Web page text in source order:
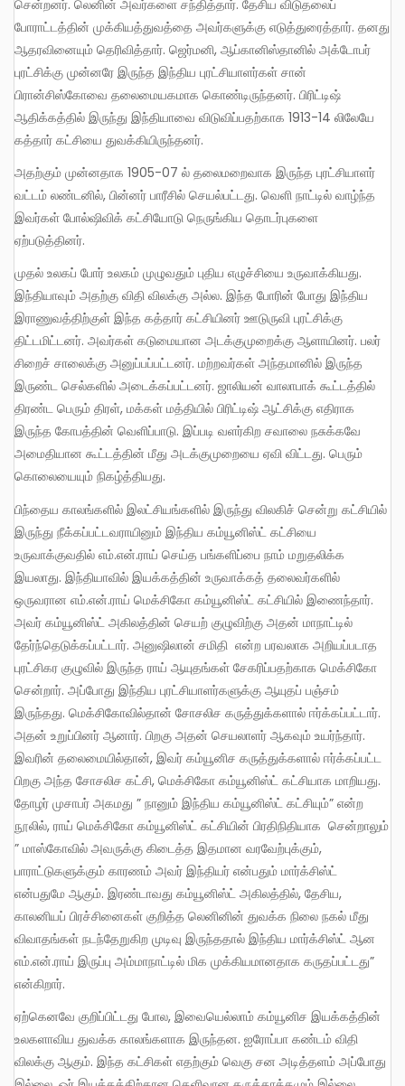
சென்றனர். லெனின் அவர்களை சந்தித்தார். தேசிய விடுதலைப்
போராட்டத்தின் முக்கியத்துவத்தை அவர்களுக்கு எடுத்துரைத்தார். தனது
ஆதரவினையும் தெரிவித்தார். ஜெர்மனி, ஆப்கானிஸ்தானில் அக்டோபர்
புரட்சிக்கு முன்னரே இருந்த இந்திய புரட்சியாளர்கள் சான்
பிரான்சிஸ்கோவை தலைமையகமாக கொண்டிருந்தனர். பிரிட்டிஷ்
ஆதிக்கத்தில் இருந்து இந்தியாவை விடுவிப்பதற்காக 1913-14 லிலேயே
கத்தார் கட்சியை துவக்கியிருந்தனர்.
அதற்கும் முன்னதாக 1905-07 ல் தலைமறைவாக இருந்த புரட்சியாளர்
வட்டம் லண்டனில், பின்னர் பாரீசில் செயல்பட்டது. வெளி நாட்டில் வாழ்ந்த
இவர்கள் போல்ஷிவிக் கட்சியோடு நெருங்கிய தொடர்புகளை
ஏற்படுத்தினர்.
முதல் உலகப் போர் உலகம் முழுவதும் புதிய எழுச்சியை உருவாக்கியது.
இந்தியாவும் அதற்கு விதி விலக்கு அல்ல. இந்த போரின் போது இந்திய
இராணுவத்திற்குள் இந்த கத்தார் கட்சியினர் ஊடுருவி புரட்சிக்கு
திட்டமிட்டனர். அவர்கள் கடுமையான அடக்குமுறைக்கு ஆளாயினர். பலர்
சிறைச் சாலைக்கு அனுப்பப்பட்டனர். மற்றவர்கள் அந்தமானில் இருந்த
இருண்ட செல்களில் அடைக்கப்பட்டனர். ஜாலியன் வாலாபாக் கூட்டத்தில்
திரண்ட பெரும் திரள், மக்கள் மத்தியில் பிரிட்டிஷ் ஆட்சிக்கு எதிராக
இருந்த கோபத்தின் வெளிப்பாடு. இப்படி வளர்கிற சவாலை நசுக்கவே
அமைதியான கூட்டத்தின் மீது அடக்குமுறையை ஏவி விட்டது. பெரும்
கொலையையும் நிகழ்த்தியது.
பிந்தைய காலங்களில் இலட்சியங்களில் இருந்து விலகிச் சென்று கட்சியில்
இருந்து நீக்கப்பட்டவராயினும் இந்திய கம்யூனிஸ்ட் கட்சியை
உருவாக்குவதில் எம்.என்.ராய் செய்த பங்களிப்பை நாம் மறுதலிக்க
இயலாது. இந்தியாவில் இயக்கத்தின் உருவாக்கத் தலைவர்களில்
ஒருவரான எம்.என்.ராய் மெக்சிகோ கம்யூனிஸ்ட் கட்சியில் இணைந்தார்.
அவர் கம்யூனிஸ்ட் அகிலத்தின் செயற் குழுவிற்கு அதன் மாநாட்டில்
தேர்ந்தெடுக்கப்பட்டார். அனுஷிலான் சமிதி என்ற பரவலாக அறியப்படாத
புரட்சிகர குழுவில் இருந்த ராய் ஆயுதங்கள் சேகரிப்பதற்காக மெக்சிகோ
சென்றார். அப்போது இந்திய புரட்சியாளர்களுக்கு ஆயுதப் பஞ்சம்
இருந்தது. மெக்சிகோவில்தான் சோசலிச கருத்துக்களால் ஈர்க்கப்பட்டார்.
அதன் உறுப்பினர் ஆனார். பிறகு அதன் செயலாளர் ஆகவும் உயர்ந்தார்.
இவரின் தலைமையில்தான், இவர் கம்யூனிச கருத்துக்களால் ஈர்க்கப்பட்ட
பிறகு அந்த சோசலிச கட்சி, மெக்சிகோ கம்யூனிஸ்ட் கட்சியாக மாறியது.
தோழர் முசாபர் அகமது ” நானும் இந்திய கம்யூனிஸ்ட் கட்சியும்” என்ற
நூலில், ராய் மெக்சிகோ கம்யூனிஸ்ட் கட்சியின் பிரதிநிதியாக சென்றாலும்
” மாஸ்கோவில் அவருக்கு கிடைத்த இதமான வரவேற்புக்கும்,
பாராட்டுகளுக்கும் காரணம் அவர் இந்தியர் என்பதும் மார்க்சிஸ்ட்
என்பதுமே ஆகும். இரண்டாவது கம்யூனிஸ்ட் அகிலத்தில், தேசிய,
காலனியப் பிரச்சினைகள் குறித்த லெனினின் துவக்க நிலை நகல் மீது
விவாதங்கள் நடந்தேறுகிற முடிவு இருந்ததால் இந்திய மார்க்சிஸ்ட் ஆன
எம்.என்.ராய் இருப்பு அம்மாநாட்டில் மிக முக்கியமானதாக கருதப்பட்டது”
என்கிறார்.
ஏற்கெனவே குறிப்பிட்டது போல, இவையெல்லாம் கம்யூனிச இயக்கத்தின்
உலகளாவிய துவக்க காலங்களாக இருந்தன. ஐரோப்பா கண்டம் விதி
விலக்கு ஆகும். இந்த கட்சிகள் எதற்கும் வெகு சன அடித்தளம் அப்போது